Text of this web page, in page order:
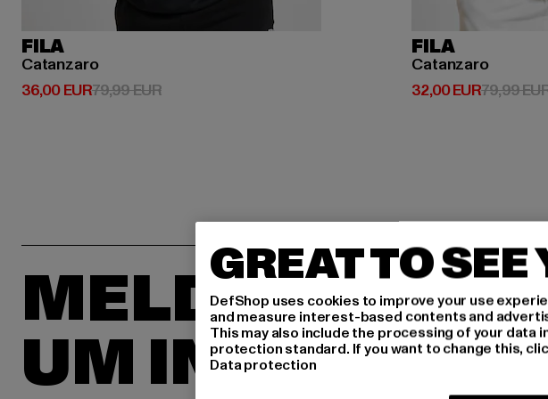
FILA
Catanzaro
36,00 EUR
Derzeitiger Preis: 36,00 EUR
79,99 EURAktionspreis: 79,99 EUR
FILA
Catanzaro
32,00 EUR
Derzeitiger Preis:
79,99
MELDE DICH
UM INSPIRIERT
GREAT TO SEE
DefShop uses cookies to improve your use
and measure interest-based contents and
This may also include the processing of your data
protection standard. If you want to change this,
Data protection